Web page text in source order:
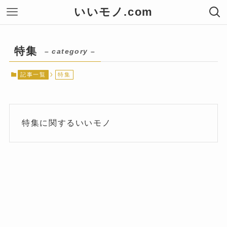
いいモノ.com
特集 – category –
記事一覧 特集
特集に関するいいモノ